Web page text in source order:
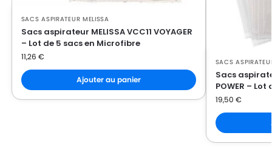
SACS ASPIRATEUR MELISSA
Sacs aspirateur MELISSA VCC11 VOYAGER
– Lot de 5 sacs en Microfibre
11,26 €
Ajouter au panier
SACS
Sacs
POWER –
19,50 €